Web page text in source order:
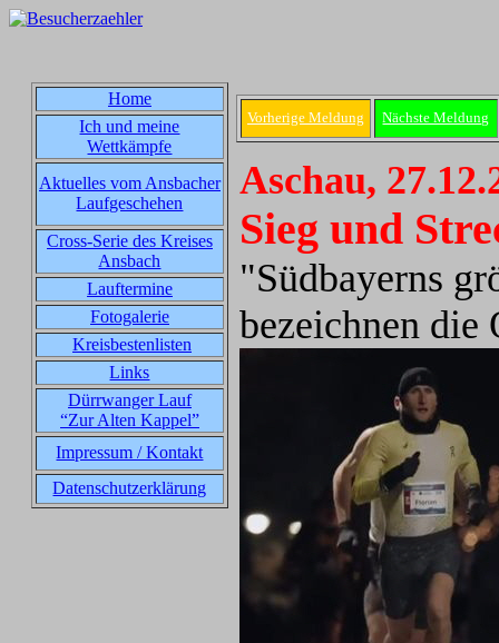
Home
Ich und meine
Wettkämpfe
Aktuelles vom Ansbacher
Laufgeschehen
Cross-Serie des Kreises
Ansbach
Lauftermine
Fotogalerie
Kreisbestenlisten
Links
Dürrwanger Lauf
“Zur Alten Kappel”
Impressum / Kontakt
Datenschutzerklärung
Vorherige Meldung Nächste Meldung
Aschau,
Sieg und
"Südbayerns
bezeichnen die